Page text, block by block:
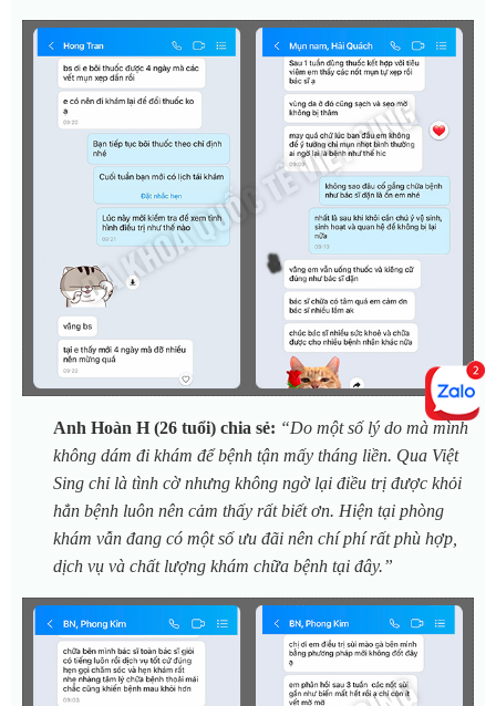
Anh Hoàn H (26 tuổi) chia sẻ: “Do một số lý do mà mình
không dám đi khám để bệnh tận mấy tháng liền. Qua Việt
Sing chỉ là tình cờ nhưng không ngờ lại điều trị được khỏi
hẳn bệnh luôn nên cảm thấy rất biết ơn. Hiện tại phòng
khám vẫn đang có một số ưu đãi nên chí phí rất phù hợp,
dịch vụ và chất lượng khám chữa bệnh tại đây.”